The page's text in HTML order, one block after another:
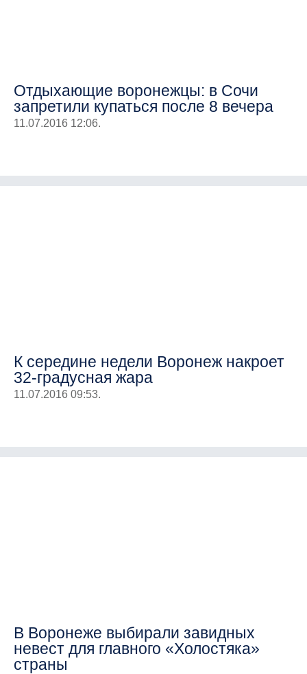
Отдыхающие воронежцы: в Сочи
запретили купаться после 8 вечера
11.07.2016 12:06.
К середине недели Воронеж накроет
32-градусная жара
11.07.2016 09:53.
В Воронеже выбирали завидных
невест для главного «Холостяка»
страны